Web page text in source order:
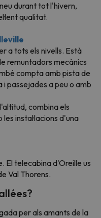
durant tot l'hivern,
qualitat.
a tots els nivells. Està
remuntadors mecànics
compta amb pista de
passejades a peu o amb
combina els
instal·lacions d'una
El telecabina d'Oreille us
Val Thorens.
per als amants de la